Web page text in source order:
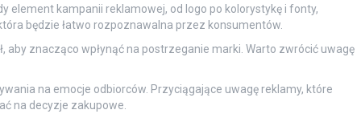
element kampanii reklamowej, od logo po kolorystykę i fonty,
będzie łatwo rozpoznawalna przez konsumentów.
znacząco wpłynąć na postrzeganie marki. Warto zwrócić uwagę
na emocje odbiorców. Przyciągające uwagę reklamy, które
na decyzje zakupowe.